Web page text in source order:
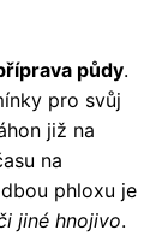
půdy.
pro svůj
již na
na
phloxu je
jiné hnojivo.